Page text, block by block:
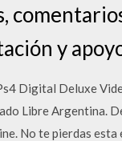
y
Digital Deluxe
Libre Argentina.
No te pierdas esta